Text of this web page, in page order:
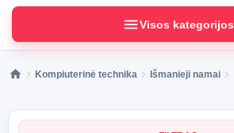
menuVisos kategorijos
Kompiuterinė technika Išmanieji namai